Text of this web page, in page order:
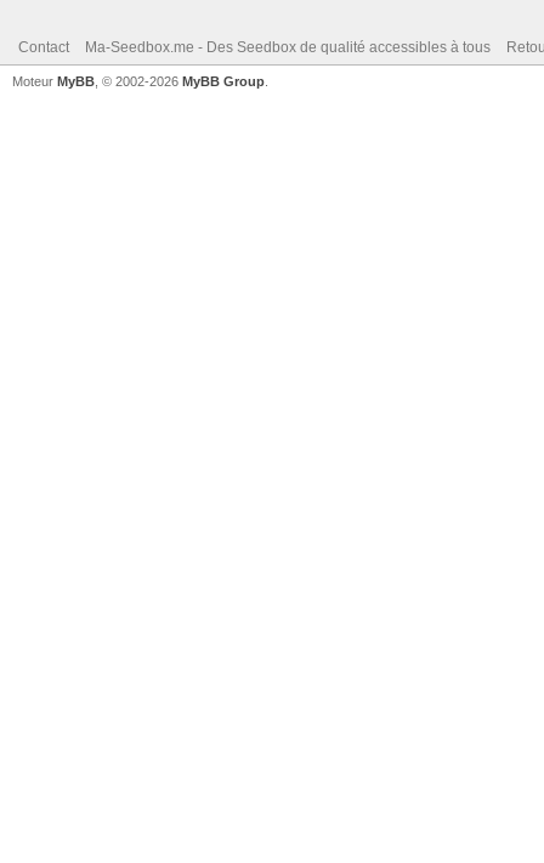
Contact Ma-Seedbox.me - Des Seedbox de qualité accessibles à tous
Moteur MyBB , © 2002-2026 MyBB Group